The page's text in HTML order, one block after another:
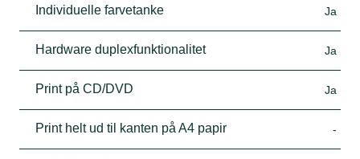
Individuelle farvetanke Ja
Hardware duplexfunktionalitet Ja
Print på CD/DVD Ja
Print helt ud til kanten på A4 papir -